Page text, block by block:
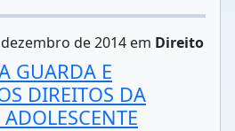
de 2014 em Direito
GUARDA E
DIREITOS DA